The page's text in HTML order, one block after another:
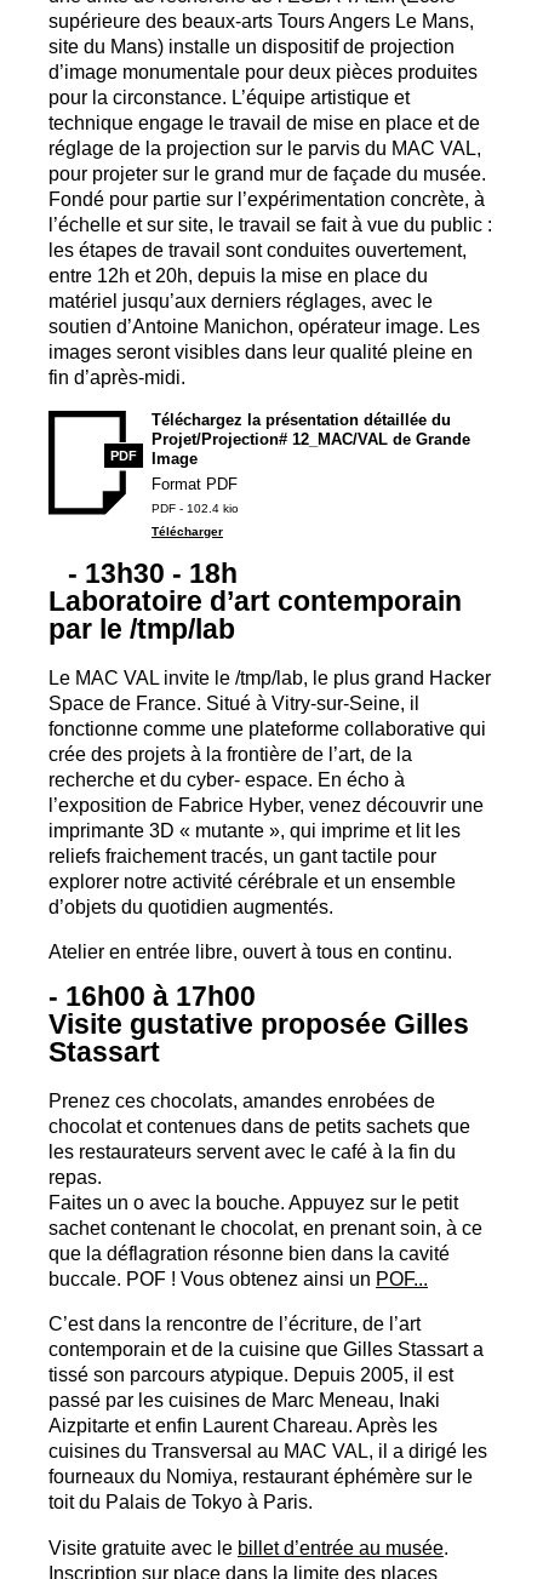
supérieure des beaux-arts Tours Angers Le Mans,
site du Mans) installe un dispositif de projection
d’image monumentale pour deux pièces produites
pour la circonstance. L’équipe artistique et
technique engage le travail de mise en place et de
réglage de la projection sur le parvis du MAC VAL,
pour projeter sur le grand mur de façade du musée.
Fondé pour partie sur l’expérimentation concrète, à
l’échelle et sur site, le travail se fait à vue du public :
les étapes de travail sont conduites ouvertement,
entre 12h et 20h, depuis la mise en place du
matériel jusqu’aux derniers réglages, avec le
soutien d’Antoine Manichon, opérateur image. Les
images seront visibles dans leur qualité pleine en
fin d’après-midi.
PDF
Téléchargez la présentation détaillée du
Projet/Projection# 12_MAC/VAL de Grande
Image
Format PDF
PDF - 102.4 kio
Télécharger
- 13h30 - 18h
Laboratoire d’art contemporain
par le /tmp/lab
Le MAC VAL invite le /tmp/lab, le plus grand Hacker
Space de France. Situé à Vitry-sur-Seine, il
fonctionne comme une plateforme collaborative qui
crée des projets à la frontière de l’art, de la
recherche et du cyber- espace. En écho à
l’exposition de Fabrice Hyber, venez découvrir une
imprimante 3D « mutante », qui imprime et lit les
reliefs fraichement tracés, un gant tactile pour
explorer notre activité cérébrale et un ensemble
d’objets du quotidien augmentés.
Atelier en entrée libre, ouvert à tous en continu.
- 16h00 à 17h00
Visite gustative proposée Gilles
Stassart
Prenez ces chocolats, amandes enrobées de
chocolat et contenues dans de petits sachets que
les restaurateurs servent avec le café à la fin du
repas.
Faites un o avec la bouche. Appuyez sur le petit
sachet contenant le chocolat, en prenant soin, à ce
que la déflagration résonne bien dans la cavité
buccale. POF ! Vous obtenez ainsi un POF...
C’est dans la rencontre de l’écriture, de l’art
contemporain et de la cuisine que Gilles Stassart a
tissé son parcours atypique. Depuis 2005, il est
passé par les cuisines de Marc Meneau, Inaki
Aizpitarte et enfin Laurent Chareau. Après les
cuisines du Transversal au MAC VAL, il a dirigé les
fourneaux du Nomiya, restaurant éphémère sur le
toit du Palais de Tokyo à Paris.
Visite gratuite avec le billet d’entrée au musée.
Inscription sur place dans la limite des places